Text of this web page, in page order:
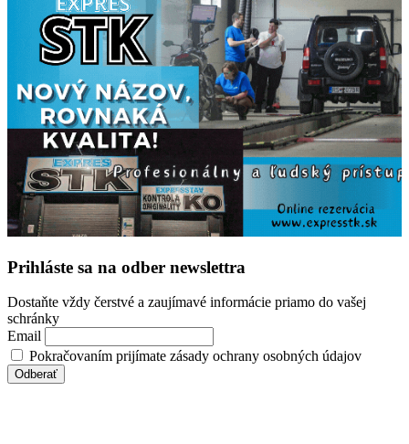
Prihláste sa na odber newslettra
Dostaňte vždy čerstvé a zaujímavé informácie priamo do vašej
schránky
Email
Pokračovaním prijímate zásady ochrany osobných údajov